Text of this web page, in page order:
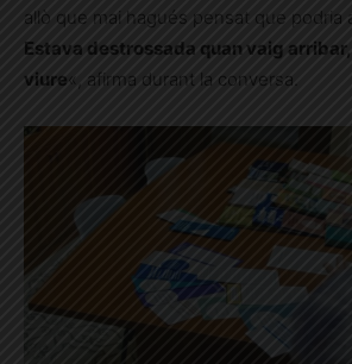
allò que mai hagués pensat que podria
Estava destrossada quan vaig
viure«, afirma durant la conversa.